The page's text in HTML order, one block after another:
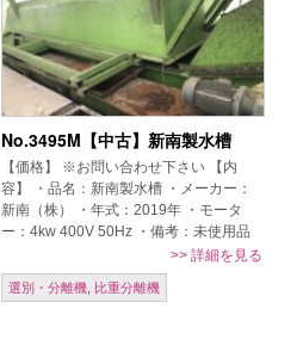
No.3495M【中古】新南製水槽
【価格】 ※お問い合わせ下さい 【内
容】 ・品名：新南製水槽 ・メーカー：
新南（株） ・年式：2019年 ・モータ
ー：4kw 400V 50Hz ・備考：未使用品
【条件】 現状置場渡し、保証なし、売
り切れ御免、ご発注時 […]
>>詳細を見る
選別・分離機, 比重分離機